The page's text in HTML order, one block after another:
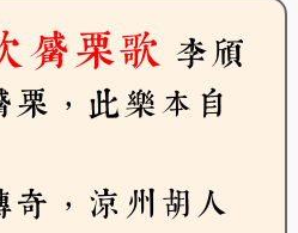
觱栗歌 李頎
栗，此樂本自
奇，涼州胡人